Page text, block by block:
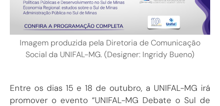
Imagem produzida pela Diretoria de Comunicação
Social da UNIFAL-MG. (Designer: Ingridy Bueno)
Entre os dias 15 e 18 de outubro, a UNIFAL-MG irá
promover o evento “UNIFAL-MG Debate o Sul de